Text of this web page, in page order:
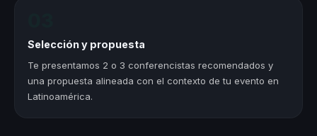
Selección y propuesta
Te presentamos 2 o 3 conferencistas recomendados y
una propuesta alineada con el contexto de tu evento en
Latinoamérica.